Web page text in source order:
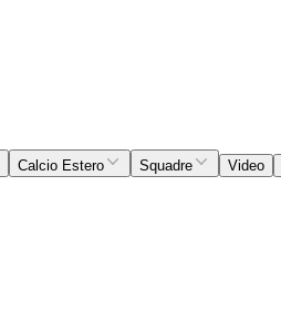
Calcio Estero Squadre Video